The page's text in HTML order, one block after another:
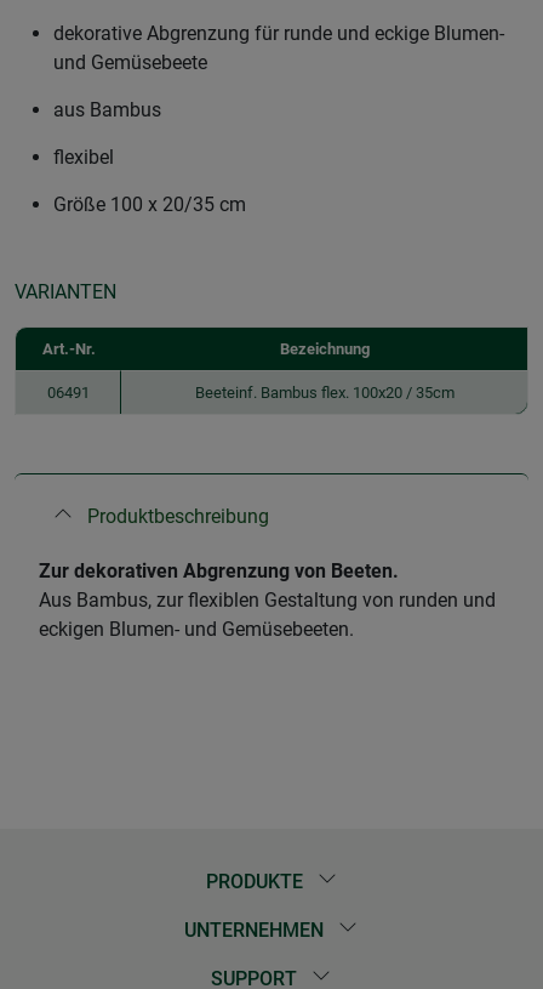
dekorative Abgrenzung für runde und eckige Blumen-
und Gemüsebeete
aus Bambus
flexibel
Größe 100 x 20/35 cm
VARIANTEN
Art.-Nr. Bezeichnung
06491 Beeteinf. Bambus flex. 100x20 / 35cm
Produktbeschreibung
Zur dekorativen Abgrenzung von Beeten.
Aus Bambus, zur flexiblen Gestaltung von runden und
eckigen Blumen- und Gemüsebeeten.
PRODUKTE
UNTERNEHMEN
SUPPORT